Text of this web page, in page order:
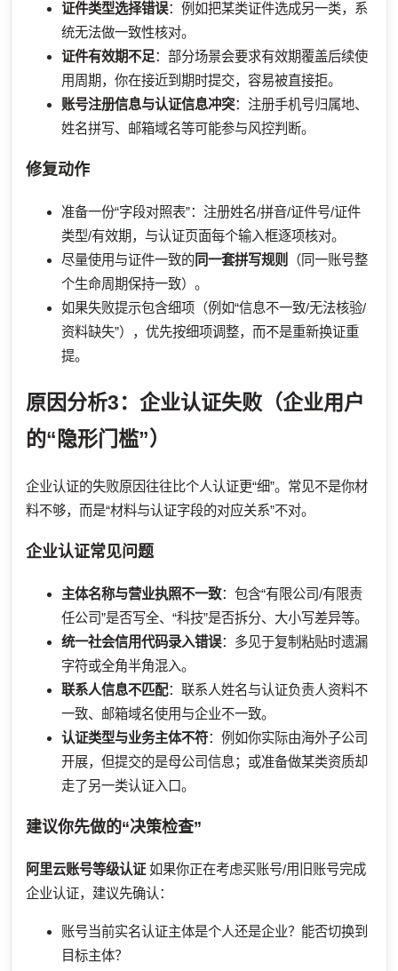
证件类型选择错误：例如把某类证件选成另一类，系
统无法做一致性核对。
证件有效期不足：部分场景会要求有效期覆盖后续使
用周期，你在接近到期时提交，容易被直接拒。
账号注册信息与认证信息冲突：注册手机号归属地、
姓名拼写、邮箱域名等可能参与风控判断。
修复动作
准备一份“字段对照表”：注册姓名/拼音/证件号/证件
类型/有效期，与认证页面每个输入框逐项核对。
尽量使用与证件一致的同一套拼写规则
（同一账号整
个生命周期保持一致）。
如果失败提示包含细项（例如“信息不一致/无法核验/
资料缺失”），优先按细项调整，而不是重新换证重
提。
原因分析3：企业认证失败（企业用户
的“隐形门槛”）
企业认证的失败原因往往比个人认证更“细”。常见不是你材
料不够，而是“材料与认证字段的对应关系”不对。
企业认证常见问题
主体名称与营业执照不一致：包含“有限公司/有限责
任公司”是否写全、“科技”是否拆分、大小写差异等。
统一社会信用代码录入错误：多见于复制粘贴时遗漏
字符或全角半角混入。
联系人信息不匹配：联系人姓名与认证负责人资料不
一致、邮箱域名使用与企业不一致。
认证类型与业务主体不符：例如你实际由海外子公司
开展，但提交的是母公司信息；或准备做某类资质却
走了另一类认证入口。
建议你先做的“决策检查”
阿里云账号等级认证 如果你正在考虑买账号/用旧账号完成
企业认证，建议先确认：
账号当前实名认证主体是个人还是企业？能否切换到
目标主体？